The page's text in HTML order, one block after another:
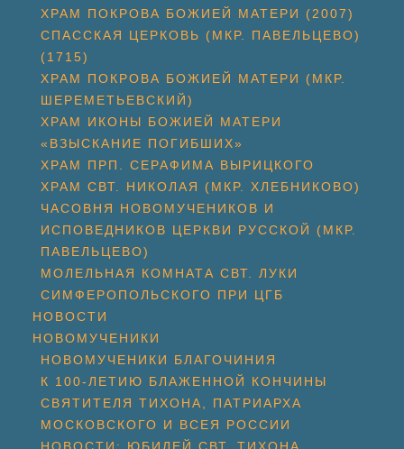
ХРАМ ПОКРОВА БОЖИЕЙ МАТЕРИ (2007)
СПАССКАЯ ЦЕРКОВЬ (МКР. ПАВЕЛЬЦЕВО)
(1715)
ХРАМ ПОКРОВА БОЖИЕЙ МАТЕРИ (МКР.
ШЕРЕМЕТЬЕВСКИЙ)
ХРАМ ИКОНЫ БОЖИЕЙ МАТЕРИ
«ВЗЫСКАНИЕ ПОГИБШИХ»
ХРАМ ПРП. СЕРАФИМА ВЫРИЦКОГО
ХРАМ СВТ. НИКОЛАЯ (МКР. ХЛЕБНИКОВО)
ЧАСОВНЯ НОВОМУЧЕНИКОВ И
ИСПОВЕДНИКОВ ЦЕРКВИ РУССКОЙ (МКР.
ПАВЕЛЬЦЕВО)
МОЛЕЛЬНАЯ КОМНАТА СВТ. ЛУКИ
СИМФЕРОПОЛЬСКОГО ПРИ ЦГБ
НОВОСТИ
НОВОМУЧЕНИКИ
НОВОМУЧЕНИКИ БЛАГОЧИНИЯ
К 100-ЛЕТИЮ БЛАЖЕННОЙ КОНЧИНЫ
СВЯТИТЕЛЯ ТИХОНА, ПАТРИАРХА
МОСКОВСКОГО И ВСЕЯ РОССИИ